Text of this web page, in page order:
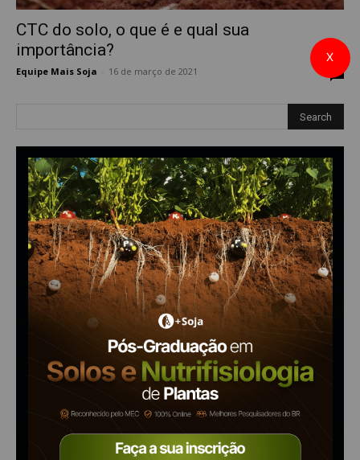
CTC do solo, o que é e qual sua
importância?
Equipe Mais Soja 16 de março de 2021
X